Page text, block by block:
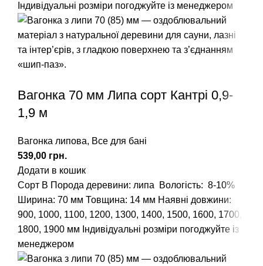
Індивідуальні розміри погоджуйте із менеджером
Вагонка 70 мм Липа сорт Кантрі 0,9-
1,9 м
Вагонка липова, Все для бані
грн.
Додати в кошик
Сорт В Порода деревини: липа
Вологість: 8-10%
Ширина: 70 мм Товщина: 14 мм Наявні довжини:
900, 1000, 1100, 1200, 1300, 1400, 1500, 1600, 1700,
1800, 1900 мм Індивідуальні розміри погоджуйте із
менеджером